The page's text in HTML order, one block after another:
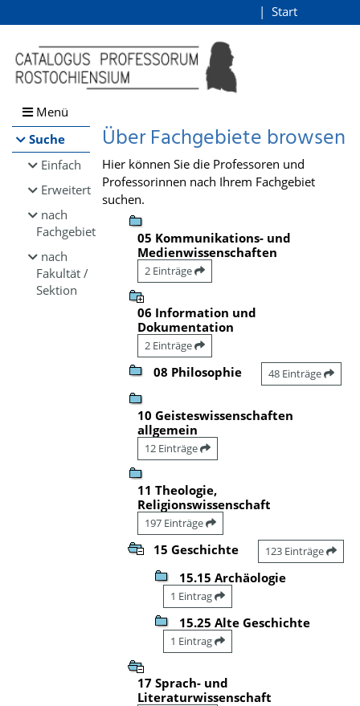
Browsen
direkt zum Inhalt
Start
Menü
Suche
Einfach
Erweitert
nach
Fachgebiet
nach
Fakultät /
Sektion
Über Fachgebiete browsen
Hier können Sie die Professoren und
Professorinnen nach Ihrem Fachgebiet
suchen.
05 Kommunikations- und
Medienwissenschaften
2 Einträge
06 Information und
Dokumentation
2 Einträge
08 Philosophie 48 Einträge
10 Geisteswissenschaften
allgemein
12 Einträge
11 Theologie,
Religionswissenschaft
197 Einträge
15 Geschichte 123 Einträge
15.15 Archäologie
1 Eintrag
15.25 Alte Geschichte
1 Eintrag
17 Sprach- und
Literaturwissenschaft